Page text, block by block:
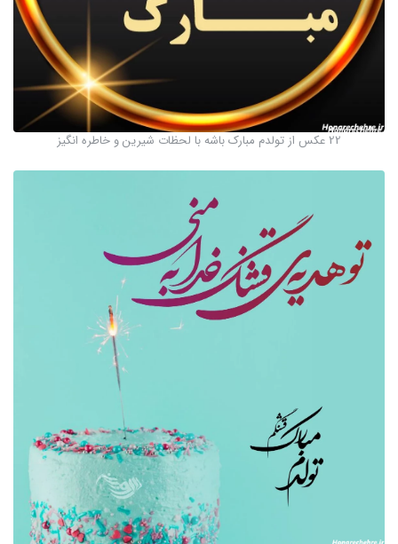
22 عکس از تولدم مبارک باشه با لحظات شیرین و خاطره انگیز